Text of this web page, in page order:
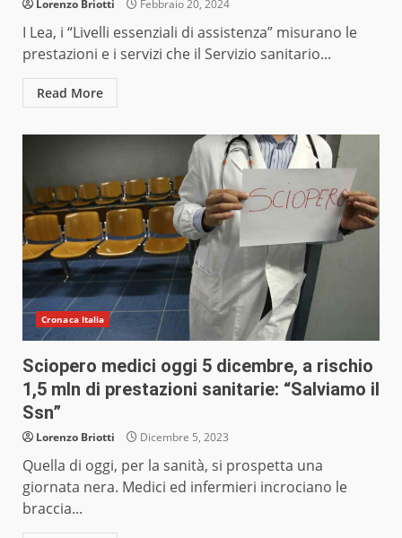
Lorenzo Briotti Febbraio 20, 2024
I Lea, i “Livelli essenziali di assistenza” misurano le
prestazioni e i servizi che il Servizio sanitario...
Read More
Cronaca Italia
Sciopero medici oggi 5 dicembre, a rischio
1,5 mln di prestazioni sanitarie: “Salviamo il
Ssn”
Lorenzo Briotti Dicembre 5, 2023
Quella di oggi, per la sanità, si prospetta una
giornata nera. Medici ed infermieri incrociano le
braccia...